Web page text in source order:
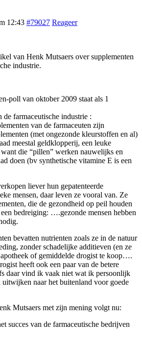
12:43 #79027 Reageer
van Henk Mutsaers over supplementen
industrie.
poll van oktober 2009 staat als 1
farmaceutische industrie :
van de farmaceuten zijn
(met ongezonde kleurstoffen en al)
meestal geldklopperij, een leuke
die “pillen” werken nauwelijks en
doen (bv synthetische vitamine E is een
liever hun gepatenteerde
mensen, daar leven ze vooral van. Ze
die de gezondheid op peil houden
bedreiging: ….gezonde mensen hebben
bevatten nutrienten zoals ze in de natuur
zonder schadelijke additieven (en ze
of gemiddelde drogist te koop….
heeft ook een paar van de betere
daar vind ik vaak niet wat ik persoonlijk
uitwijken naar het buitenland voor goede
Mutsaers met zijn mening volgt nu:
succes van de farmaceutische bedrijven